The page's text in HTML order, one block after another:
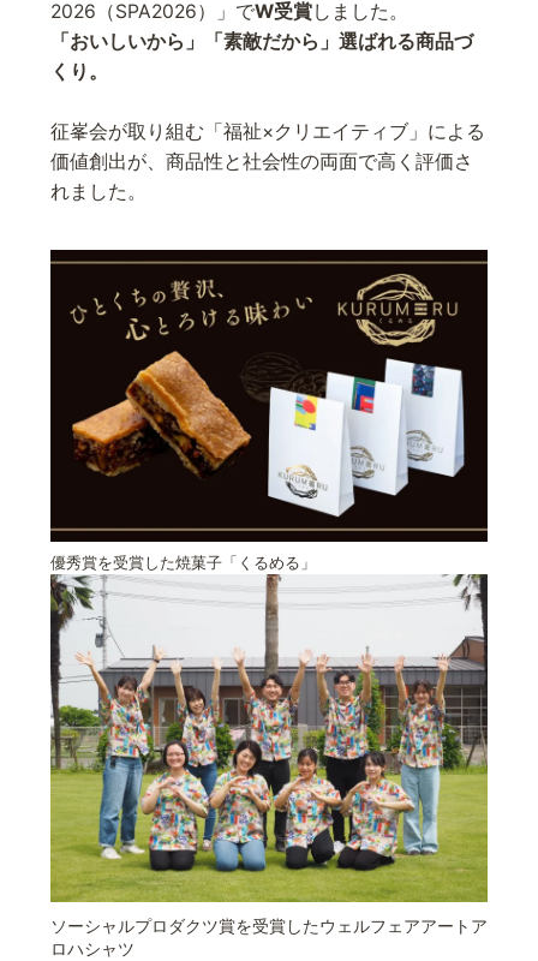
2026（SPA2026）」でW受賞しました。
「おいしいから」「素敵だから」選ばれる商品づ
くり。
征峯会が取り組む「福祉×クリエイティブ」による
価値創出が、商品性と社会性の両面で高く評価さ
れました。
優秀賞を受賞した焼菓子「くるめる」
ソーシャルプロダクツ賞を受賞したウェルフェアアートア
ロハシャツ